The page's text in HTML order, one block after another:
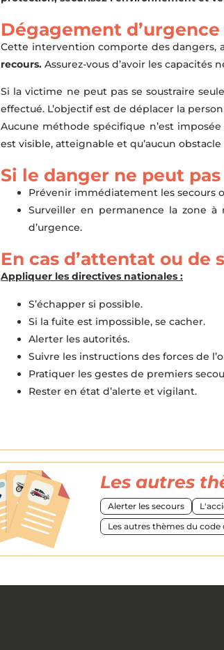
Dégagement
Cette intervention comporte des dangers,
recours. Assurez-vous d’avoir les
Si la victime ne peut pas se soustraire
effectué. L’objectif est de déplacer la
Aucune méthode spécifique n’est
est visible, atteignable et qu’aucun
Si le danger ne peut
Prévenir immédiatement les secours
Surveiller en permanence la zone à
d’urgence.
En cas d’attentat ou
Appliquer les directives nationales :
S’échapper si possible.
Si la fuite est impossible, se cacher.
Alerter les autorités.
Suivre les instructions des forces de
Pratiquer les gestes de premiers
Rester en état d’alerte et vigilant.
Les autres
Alerter les secours
Les autres thèmes du code